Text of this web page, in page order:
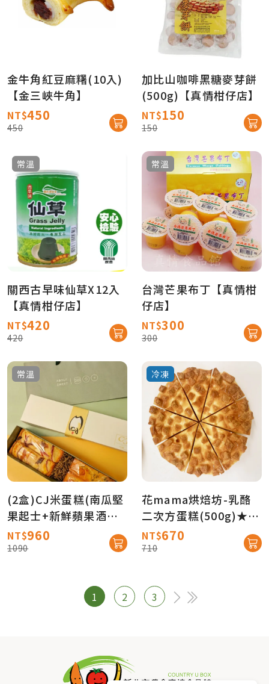
金牛角紅豆麻糬(10入)
【金三峽牛角】
NT$450
450
加比山咖啡黑糖麥芽餅
(500g)【真情柑仔店】
NT$150
150
常溫
關西古早味仙草X12入
【真情柑仔店】
NT$420
420
常溫
台灣芒果布丁【真情柑
仔店】
NT$300
300
常溫
(2盒)CJ米蛋糕(南瓜堅
果起士+新鮮蘋果酒釀
桂圓)【產地直送免
運】
NT$960
1090
冷凍
花mama烘焙坊-乳酪
二次方蛋糕(500g)★招
牌商品★團購人氣商品
【產地直送免運】
NT$670
710
1 2 3